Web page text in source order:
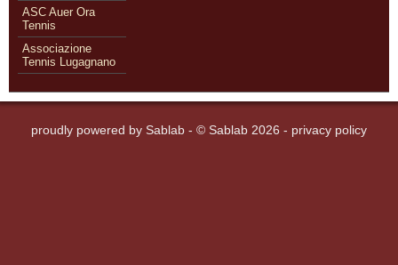
ASC Auer Ora
Tennis
Associazione
Tennis Lugagnano
proudly powered by Sablab - © Sablab 2026 - privacy policy